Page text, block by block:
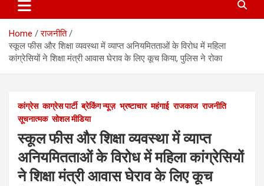
Home
राजनीति
स्कूल फीस और शिक्षा व्यवस्था में व्याप्त अनियमितताओं के विरोध में महिला
कांग्रेसियों ने शिक्षा मंत्री आवास घेराव के लिए कूच किया, पुलिस ने रोका
कांग्रेस काग्रेस पार्टी ब्रेकिंग न्यूज़ भ्रष्टाचार महंगाई राजकाज राजनीति
सूचनात्मक सोशल मीडिया
स्कूल फीस और शिक्षा व्यवस्था में व्याप्त
अनियमितताओं के विरोध में महिला कांग्रेसियों
ने शिक्षा मंत्री आवास घेराव के लिए कूच